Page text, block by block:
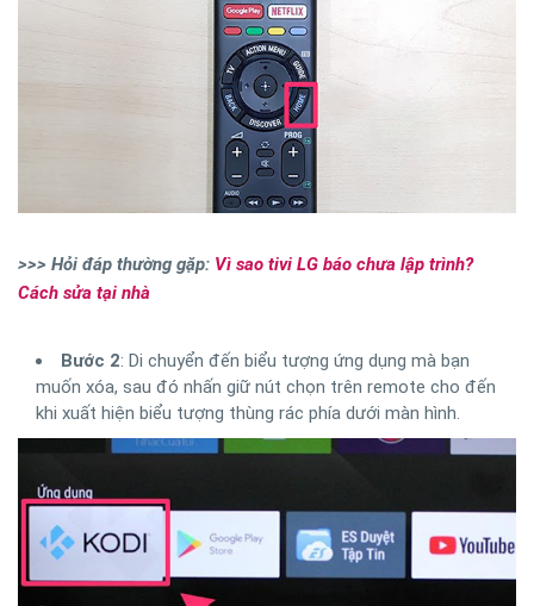
>>> Hỏi đáp thường gặp: Vì sao tivi LG báo chưa lập trình?
Cách sửa tại nhà
Bước 2: Di chuyển đến biểu tượng ứng dụng mà bạn
muốn xóa, sau đó nhấn giữ nút chọn trên remote cho đến
khi xuất hiện biểu tượng thùng rác phía dưới màn hình.